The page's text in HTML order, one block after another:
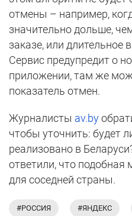
отмены – например,
значительно дольше,
заказе, или длительное
Сервис предупредит о
приложении, там же
показатель отмен.
Журналисты av.by
чтобы уточнить: будет
реализовано в
ответили, что подобная
для соседней страны.
#РОССИЯ #ЯНДЕКС